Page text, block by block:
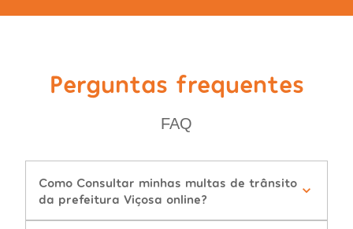
Perguntas frequentes
FAQ
Como Consultar minhas multas de trânsito
da prefeitura Viçosa online?